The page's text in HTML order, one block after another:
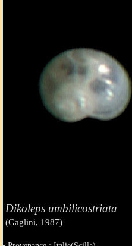
Dikoleps umbilicostriata
(Gaglini, 1987)